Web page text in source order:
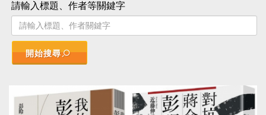
請輸入標題、作者等關鍵字
開始搜尋